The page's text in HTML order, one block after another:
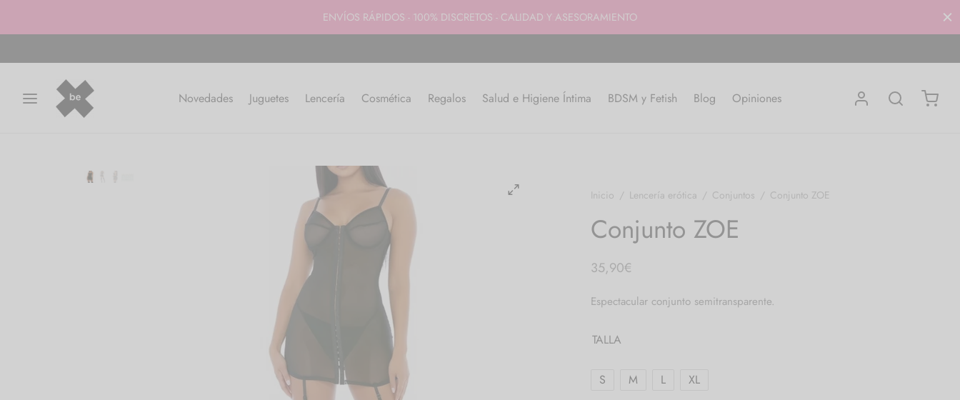
ENVÍOS RÁPIDOS - 100% DISCRETOS - CALIDAD Y ASESORAMIENTO
Novedades Juguetes Lencería Cosmética Regalos Salud e Higiene Íntima BDSM y Fetish Blog Opiniones
Inicio / Lencería erótica / Conjuntos / Conjunto ZOE
Conjunto ZOE
35,90€
Espectacular conjunto semitransparente.
TALLA
S M L XL